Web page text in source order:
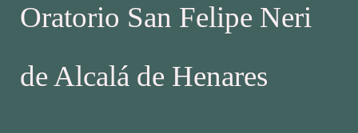
Oratorio San Felipe Neri
de Alcalá de Henares